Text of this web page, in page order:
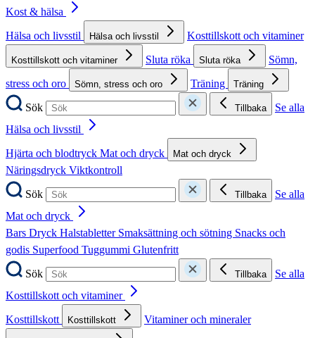
Kost & hälsa
Hälsa och livsstil
Hälsa och livsstil Kosttillskott och vitaminer
Kosttillskott och vitaminer Sluta röka Sluta röka
Sömn,
stress och oro
Sömn, stress och oro Träning Träning
Sök Tillbaka
Se alla
Hälsa och livsstil
Hjärta och blodtryck Mat och dryck Mat och dryck
Näringsdryck Viktkontroll
Sök
Tillbaka
Se alla
Mat och dryck
Bars Dryck Halstabletter Smaksättning och sötning Snacks och
godis Superfood Tuggummi Glutenfritt
Sök
Tillbaka
Se alla
Kosttillskott och vitaminer
Kosttillskott
Kosttillskott Vitaminer och mineraler